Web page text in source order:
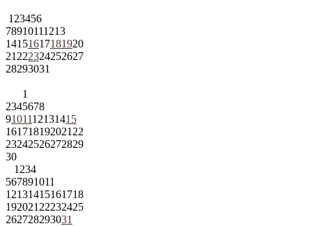
1 23456
78910111213
14151617181920
21 222324252627
28293031
1
2345678
9101112131415
161718192021 22
23242526272829
30
1 234
567891011
12131415161718
192021 22232425
262728293031